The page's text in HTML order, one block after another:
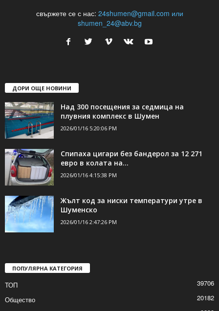
свържете се с нас: 24shumen@gmail.com или
shumen_24@abv.bg
ДОРИ ОЩЕ НОВИНИ
Над 300 посещения за седмица на
плувния комплекс в Шумен
2026/01/16 5:20:06 PM
Спипаха цигари без бандерол за 12 271
евро в колата на...
2026/01/16 4:15:38 PM
Жълт код за ниски температури утре в
Шуменско
2026/01/16 2:47:26 PM
ПОПУЛЯРНА КАТЕГОРИЯ
ТОП
39706
Общество
20182